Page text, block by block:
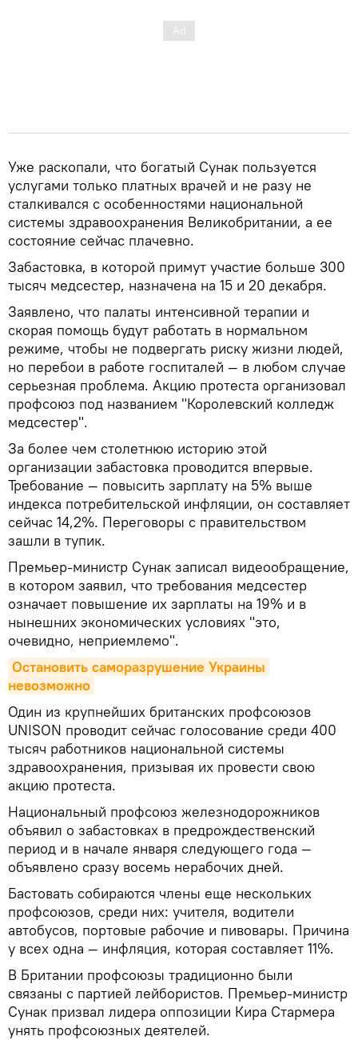
Уже раскопали, что богатый Сунак пользуется
услугами только платных врачей и не разу не
сталкивался с особенностями национальной
системы здравоохранения Великобритании, а ее
состояние сейчас плачевно.
Забастовка, в которой примут участие больше 300
тысяч медсестер, назначена на 15 и 20 декабря.
Заявлено, что палаты интенсивной терапии и
скорая помощь будут работать в нормальном
режиме, чтобы не подвергать риску жизни людей,
но перебои в работе госпиталей — в любом случае
серьезная проблема. Акцию протеста организовал
профсоюз под названием "Королевский колледж
медсестер".
За более чем столетнюю историю этой
организации забастовка проводится впервые.
Требование — повысить зарплату на 5% выше
индекса потребительской инфляции, он составляет
сейчас 14,2%. Переговоры с правительством
зашли в тупик.
Премьер-министр Сунак записал видеообращение,
в котором заявил, что требования медсестер
означает повышение их зарплаты на 19% и в
нынешних экономических условиях "это,
очевидно, неприемлемо".
Остановить саморазрушение Украины
невозможно
Один из крупнейших британских профсоюзов
UNISON проводит сейчас голосование среди 400
тысяч работников национальной системы
здравоохранения, призывая их провести свою
акцию протеста.
Национальный профсоюз железнодорожников
объявил о забастовках в предрождественский
период и в начале января следующего года —
объявлено сразу восемь нерабочих дней.
Бастовать собираются члены еще нескольких
профсоюзов, среди них: учителя, водители
автобусов, портовые рабочие и пивовары. Причина
у всех одна — инфляция, которая составляет 11%.
В Британии профсоюзы традиционно были
связаны с партией лейбористов. Премьер-министр
Сунак призвал лидера оппозиции Кира Стармера
унять профсоюзных деятелей.